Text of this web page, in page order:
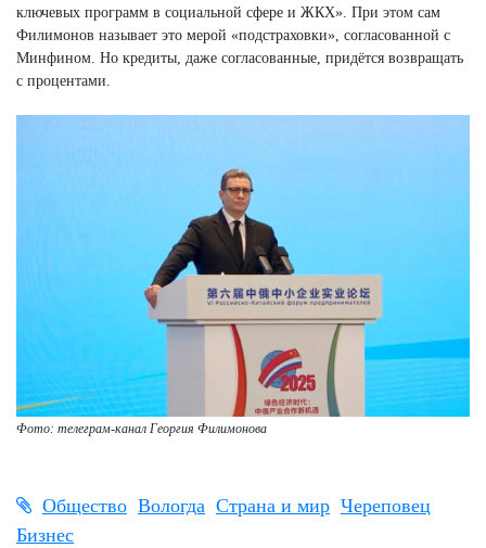
ключевых программ в социальной сфере и ЖКХ». При этом сам
Филимонов называет это мерой «подстраховки», согласованной с
Минфином. Но кредиты, даже согласованные, придётся возвращать
с процентами.
Фото: телеграм-канал Георгия Филимонова
Общество Вологда Страна и мир Череповец
Бизнес